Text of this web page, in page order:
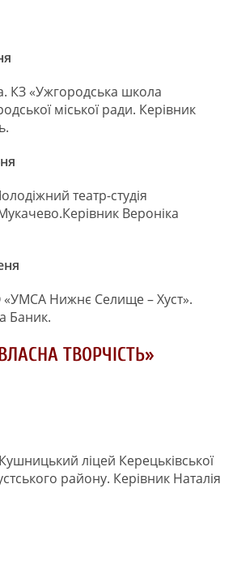
КЗ «Ужгородська школа
міської ради. Керівник
театр-студія
Вероніка
«УМСА Нижнє Селище – Хуст».
Баник.
ТВОРЧІСТЬ»
ліцей Керецьківської
району. Керівник Наталія